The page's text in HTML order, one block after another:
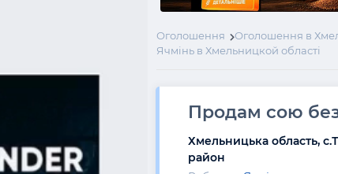
Оголошення Оголошення в
Ячмінь в Хмельницкой області
Продам сою
Хмельницька область,
район